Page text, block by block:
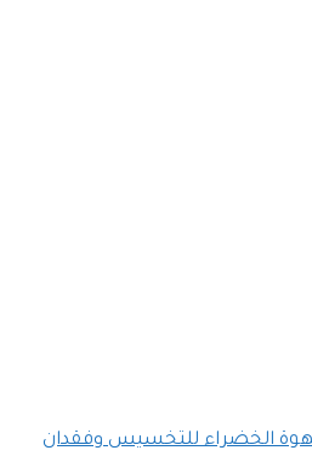
الخضراء للتخسيس وفقدان